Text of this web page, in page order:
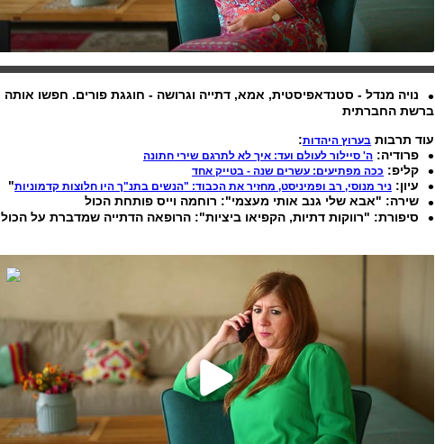
נויה מנדל - סטנדאפיסטית, אמא, דתייה וגרושה - חוגגת פורים. חפשו אותה
ברשת החברתית
עוד תרבות בערוץ היהדות:
פרודיה: ה' סיילור לעולם ועד: איך לא לתרגם שירי חתונה
קליפ: ככה מפתיעים: עשרים שנה - בטייק אחד
עיון: ניר מנוסי, רב ופמיניסט, מחזיר את הכבוד: "הנשים בתנ"ך היו חלוצות קדמוניות"
שירה: "אבא שלי גנב אותי מעצמי": רוחמה וייס פותחת הכול
סיפורת: "רווקות דתיות, הקפיאו ביציות": הרופאה הדתייה שמדברת על הכול